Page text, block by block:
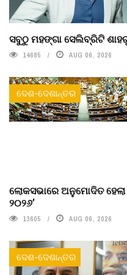
ସବୁଠୁ ମହଙ୍ଗା ସେଲିବ୍ରିଟି
14685 AUG 06, 2026
ଦେଶ-ଦେଶାନ୍ତର
ଲୋକସଭାରେ ଅନୁମୋଦିତ
୨୦୨୬’
13605 AUG 06, 2026
ଦେଶ-ଦେଶାନ୍ତର